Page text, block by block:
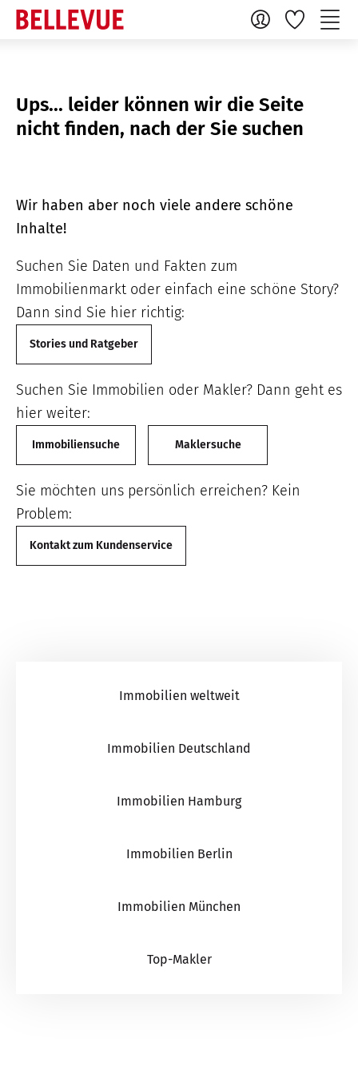
Ups... leider können wir die Seite
nicht finden, nach der Sie suchen
Wir haben aber noch viele andere schöne
Inhalte!
Suchen Sie Daten und Fakten zum
Immobilienmarkt oder einfach eine schöne Story?
Dann sind Sie hier richtig:
Stories und Ratgeber
Suchen Sie Immobilien oder Makler? Dann geht es
hier weiter:
Immobiliensuche Maklersuche
Sie möchten uns persönlich erreichen? Kein
Problem:
Kontakt zum Kundenservice
Immobilien weltweit
Immobilien Deutschland
Immobilien Hamburg
Immobilien Berlin
Immobilien München
Top-Makler